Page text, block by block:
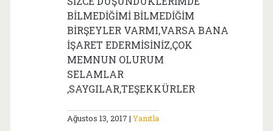
BİLMEDİĞİMİ BİLMEDİĞİM
BİRŞEYLER VARMI,VARSA BANA
İŞARET EDERMİSİNİZ,ÇOK
MEMNUN OLURUM
SELAMLAR
,SAYGILAR,TEŞEKKÜRLER
Ağustos 13, 2017 Yanıtla